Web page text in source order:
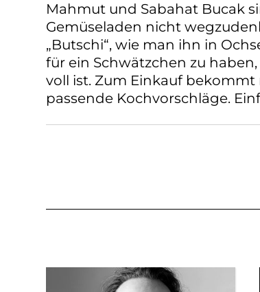
Mahmut und Sabahat Bucak
Gemüseladen nicht
„Butschi“, wie man ihn in
für ein Schwätzchen zu
voll ist. Zum Einkauf bekommt
passende Kochvorschläge.